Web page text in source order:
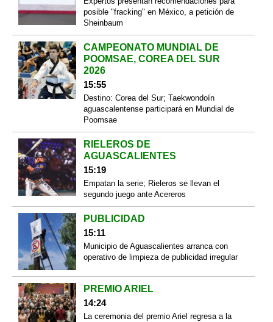
posible "fracking" en México, a petición de
Sheinbaum
CAMPEONATO MUNDIAL DE
POOMSAE, COREA DEL SUR
2026
15:55
Destino: Corea del Sur; Taekwondoín
aguascalentense participará en Mundial de
Poomsae
RIELEROS DE
AGUASCALIENTES
15:19
Empatan la serie; Rieleros se llevan el
segundo juego ante Acereros
PUBLICIDAD
15:11
Municipio de Aguascalientes arranca con
operativo de limpieza de publicidad irregular
PREMIO ARIEL
14:24
La ceremonia del premio Ariel regresa a la